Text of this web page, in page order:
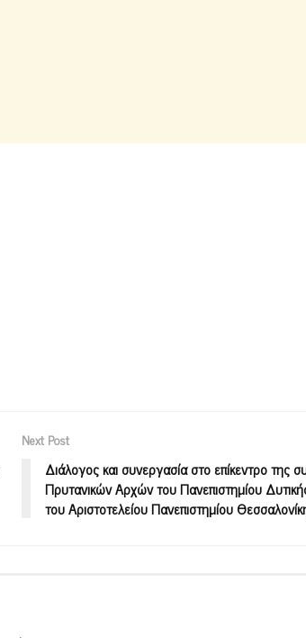
Next Post
Διάλογος και συνεργασία στο επίκεντρο της
Πρυτανικών Αρχών του Πανεπιστημίου
του Αριστοτελείου Πανεπιστημίου